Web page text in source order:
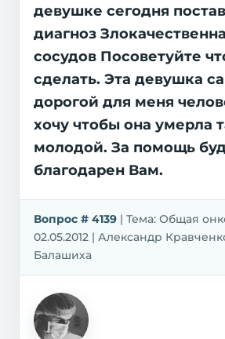
девушке сегодня
диагноз
сосудов Посоветуйте
сделать. Эта девушка
дорогой для меня
хочу чтобы она умерла
молодой. За помощь
благодарен Вам.
Вопрос # 4139 | Тема: Общая
02.05.2012 | Александр
Балашиха